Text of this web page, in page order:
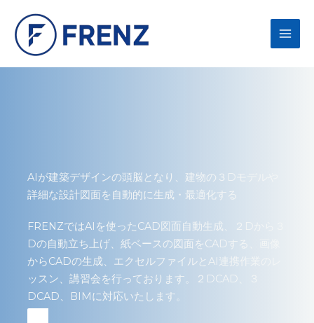
AIが建築デザインの頭脳となり、建物の３Dモデルや
詳細な設計図面を自動的に生成・最適化する
FRENZではAIを使ったCAD図面自動生成、２Dから３
Dの自動立ち上げ、紙ベースの図面をCADする、画像
からCADの生成、エクセルファイルとAI連携作業のレ
ッスン、講習会を行っております。２DCAD、３
DCAD、BIMに対応いたします。